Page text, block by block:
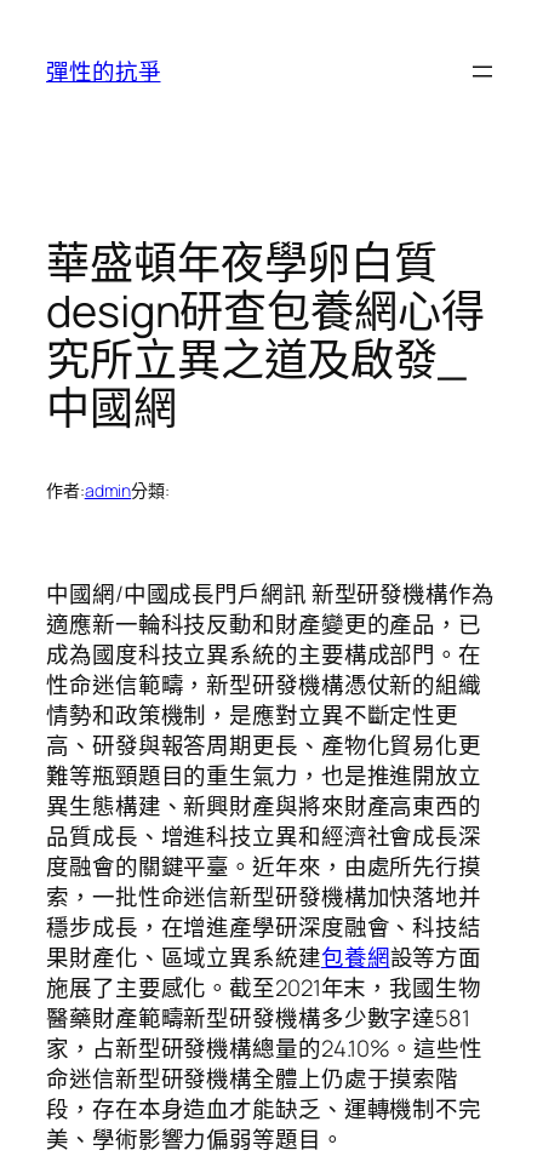
彈性的抗爭
華盛頓年夜學卵白質
design研查包養網心得
究所立異之道及啟發_
中國網
作者:admin分類:
中國網/中國成長門戶網訊 新型研發機構作為
適應新一輪科技反動和財產變更的產品，已
成為國度科技立異系統的主要構成部門。在
性命迷信範疇，新型研發機構憑仗新的組織
情勢和政策機制，是應對立異不斷定性更
高、研發與報答周期更長、產物化貿易化更
難等瓶頸題目的重生氣力，也是推進開放立
異生態構建、新興財產與將來財產高東西的
品質成長、增進科技立異和經濟社會成長深
度融會的關鍵平臺。近年來，由處所先行摸
索，一批性命迷信新型研發機構加快落地并
穩步成長，在增進產學研深度融會、科技結
果財產化、區域立異系統建包養網設等方面
施展了主要感化。截至2021年末，我國生物
醫藥財產範疇新型研發機構多少數字達581
家，占新型研發機構總量的24.10%。這些性
命迷信新型研發機構全體上仍處于摸索階
段，存在本身造血才能缺乏、運轉機制不完
美、學術影響力偏弱等題目。